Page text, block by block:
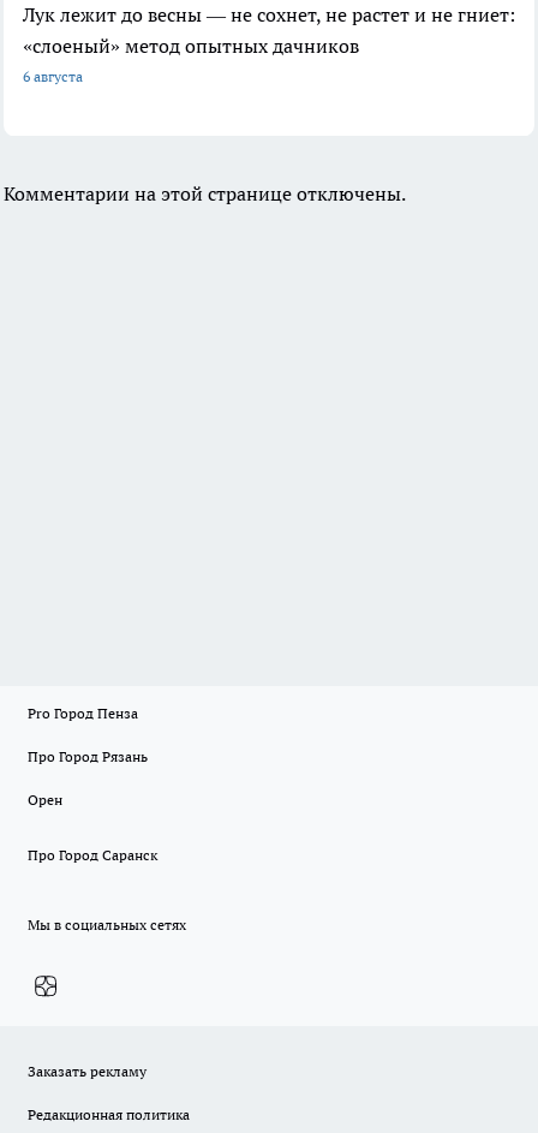
Лук лежит до весны — не сохнет, не растет и не гниет:
«слоеный» метод опытных дачников
6 августа
Комментарии на этой странице отключены.
Pro Город Пенза
Про Город Рязань
Орен
Про Город Саранск
Мы в социальных сетях
Заказать рекламу
Редакционная политика